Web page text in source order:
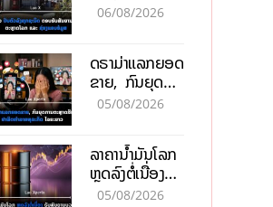
ຕອບຮັບສັນຍານ
ແຄບຮໍມູສ
06/08/2026
ດຣາມ່າແລກຍອດ
ຂາຍ, ກົນຍຸດ
ການຕະຫຼາດສີ
ໄລຍະຍາວ
05/08/2026
ລາຄານ້ຳມັນໂລກ
ຫຼຸດລົງຕໍ່ເນື່ອງ
ຮັບສັນຍານບວກ
05/08/2026